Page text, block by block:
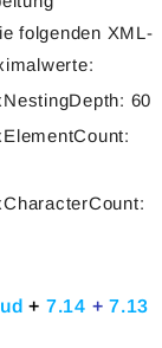
folgenden XML-
60
+ 7.14 + 7.13